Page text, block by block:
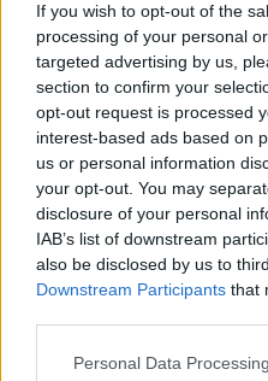
If you wish to opt-out of the
processing of your personal
targeted advertising by us,
section to confirm your
opt-out request is processed
interest-based ads based on
us or personal information
your opt-out. You may
disclosure of your personal
IAB’s list of downstream
also be disclosed by us to
Downstream Participants that
Personal Data
долгогодишната
почнувајќи со
трибунал за
година – да се
договори со правдата
злосторства.
Конечно, случајот
американска
на објективната
перцепциите за
политички